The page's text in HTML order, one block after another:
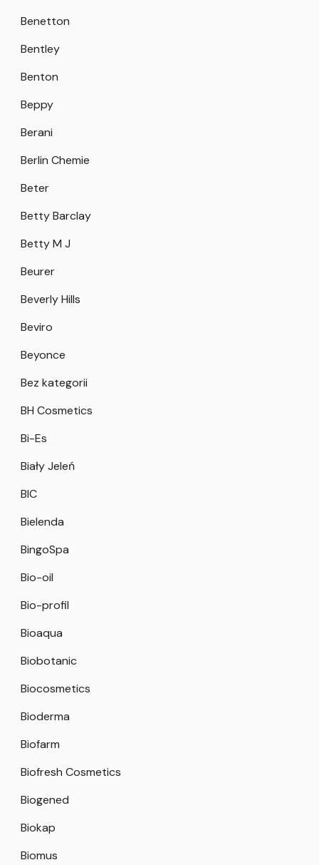
Benetton
Bentley
Benton
Beppy
Berani
Berlin Chemie
Beter
Betty Barclay
Betty M J
Beurer
Beverly Hills
Beviro
Beyonce
Bez kategorii
BH Cosmetics
Bi-Es
Biały Jeleń
BIC
Bielenda
BingoSpa
Bio-oil
Bio-profil
Bioaqua
Biobotanic
Biocosmetics
Bioderma
Biofarm
Biofresh Cosmetics
Biogened
Biokap
Biomus